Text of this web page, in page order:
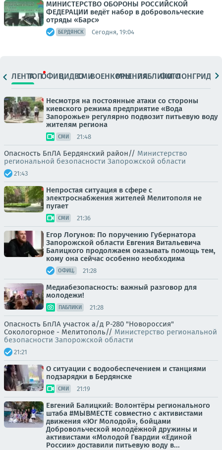
МИНИСТЕРСТВО ОБОРОНЫ РОССИЙСКОЙ
ФЕДЕРАЦИИ ведёт набор в добровольческие
отряды «Барс»
БЕРДЯНСК Сегодня, 19:04
ЛЕНТАТОПОФИЦ.ВИДЕОСМИВОЕНКОРЫМНЕНИЯПАБЛИКИ
ФОТОЛОНГРИДЫ
Несмотря на постоянные атаки со стороны
киевского режима предприятие «Вода
Запорожье» регулярно подвозит питьевую воду
жителям региона
СМИ 21:48
Опасность БпЛА Бердянский район// Министерство
региональной безопасности Запорожской области
21:43
Непростая ситуация в сфере с
электроснабжения жителей Мелитополя не
пугает
СМИ 21:36
Егор Логунов: По поручению Губернатора
Запорожской области Евгения Витальевича
Балицкого продолжаем оказывать помощь тем,
кому она сейчас особенно необходима
ОФИЦ. 21:28
Медиабезопасность: важный разговор для
молодежи!
ПАБЛИКИ 21:28
Опасность БпЛА участок а/д Р-280 "Новороссия"
Сокологорное - Мелитополь// Министерство региональной
безопасности Запорожской области
21:21
О ситуации с водообеспечением и станциями
подзарядки в Бердянске
СМИ 21:19
Евгений Балицкий: Волонтёры регионального
штаба #МЫВМЕСТЕ совместно с активистами
движения «Юг Молодой», бойцами
Добровольческой молодёжной дружины и
активистами «Молодой Гвардии «Единой
России» доставили питьевую воду в...